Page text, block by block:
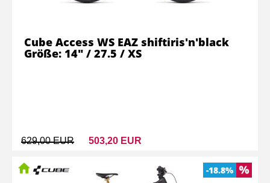
629,00 EUR 503,20 EUR
Cube Access WS EAZ shiftiris'n'black
Größe: 14" / 27.5 / XS
-18.8%